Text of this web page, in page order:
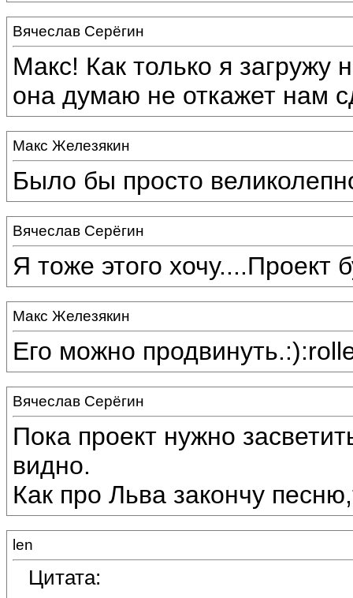
Вячеслав Серёгин
Макс! Как только я загружу
она думаю не откажет нам
Макс Железякин
Было бы просто
Вячеслав Серёгин
Я тоже этого хочу....Проект
Макс Железякин
Его можно
Вячеслав Серёгин
Пока проект нужно
видно.
Как про Льва закончу
len
Цитата: